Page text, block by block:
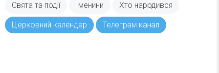
Свята та події Іменини Хто народився
Церковний календар Телеграм канал